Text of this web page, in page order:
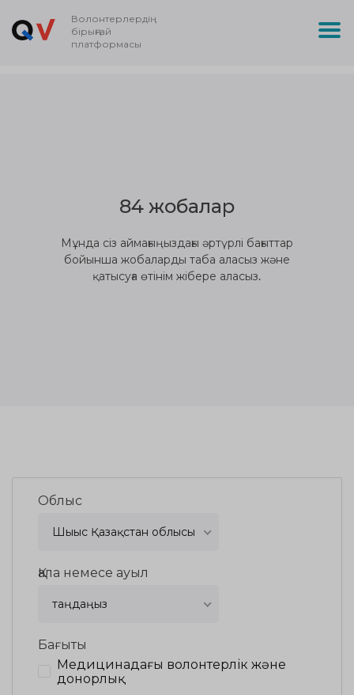
Волонтерлердің
бірыңғай
платформасы
84 жобалар
Мұнда сіз аймағыңыздағы әртүрлі бағыттар
бойынша жобаларды таба аласыз және
қатысуға өтінім жібере аласыз.
Облыс
Шығыс Қазақстан облысы
Қала немесе ауыл
таңдаңыз
Бағыты
Медицинадағы волонтерлік және
донорлық